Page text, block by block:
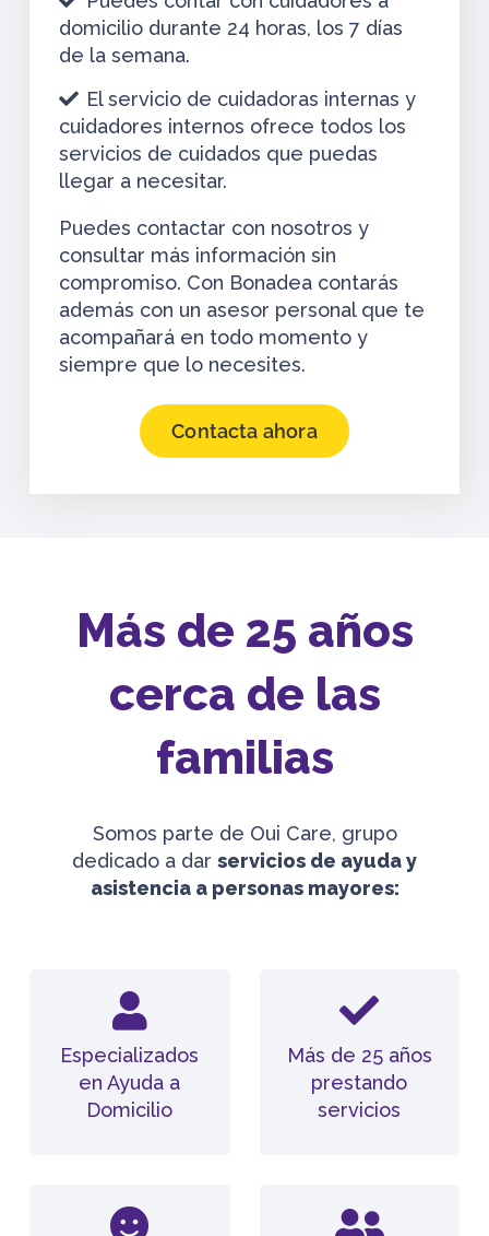
domicilio durante 24 horas, los 7 días
de la semana.
El servicio de cuidadoras internas y
cuidadores internos ofrece todos los
servicios de cuidados que puedas
llegar a necesitar.
Puedes contactar con nosotros y
consultar más información sin
compromiso. Con Bonadea contarás
además con un asesor personal que te
acompañará en todo momento y
siempre que lo necesites.
Contacta ahora
Más de 25 años
cerca de las
familias
Somos parte de Oui Care, grupo
dedicado a dar servicios de ayuda y
asistencia a personas mayores:
Especializados
en Ayuda a
Domicilio
Más de 25 años
prestando
servicios